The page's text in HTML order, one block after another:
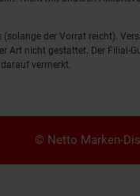
(solange der Vorrat reicht).
Art nicht gestattet. Der Filial-
vermerkt.
© Netto Marken-